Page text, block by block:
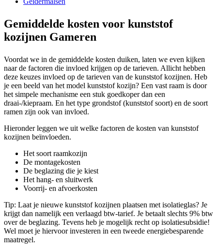
Gemiddelde kosten voor kunststof
kozijnen Gameren
Voordat we in de gemiddelde kosten duiken, laten we even kijken
naar de factoren die invloed krijgen op de tarieven. Allicht hebben
deze keuzes invloed op de tarieven van de kunststof kozijnen. Heb
je een beeld van het model kunststof kozijn? Een vast raam is door
het simpele mechanisme een stuk goedkoper dan een
draai-/kiepraam. En het type grondstof (kunststof soort) en de soort
ramen zijn ook van invloed.
Hieronder leggen we uit welke factoren de kosten van kunststof
kozijnen beïnvloeden.
Het soort raamkozijn
De montagekosten
De beglazing die je kiest
Het hang- en sluitwerk
Voorrij- en afvoerkosten
Tip: Laat je nieuwe kunststof kozijnen plaatsen met isolatieglas? Je
krijgt dan namelijk een verlaagd btw-tarief. Je betaalt slechts 9% btw
over de beglazing. Tevens heb je mogelijk recht op isolatiesubsidie!
Wel moet je hiervoor investeren in een tweede energiebesparende
maatregel.